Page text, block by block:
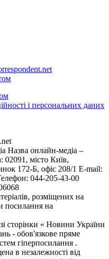
і персональних даних
Назва онлайн-медіа –
02091, місто Київ,
172-Б, офіс 208/1 E-mail:
044-205-43-00
розміщених на
посилання на
сторінки « Новини України
- обов'язкове пряме
гіперпосилання .
в незалежності від